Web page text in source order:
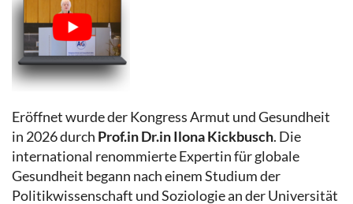
Eröffnet wurde der Kongress Armut und Gesundheit
in 2026 durch Prof.in Dr.in Ilona Kickbusch. Die
international renommierte Expertin für globale
Gesundheit begann nach einem Studium der
Politikwissenschaft und Soziologie an der Universität